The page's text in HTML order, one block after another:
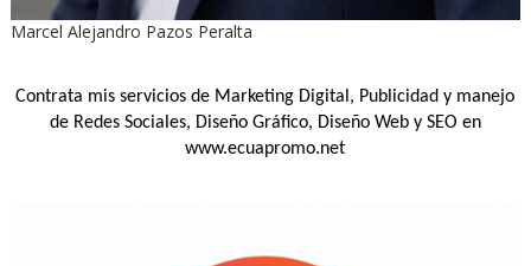
Marcel Alejandro Pazos Peralta
Contrata mis servicios de Marketing Digital, Publicidad y manejo
de Redes Sociales, Diseño Gráfico, Diseño Web y SEO en
www.ecuapromo.net